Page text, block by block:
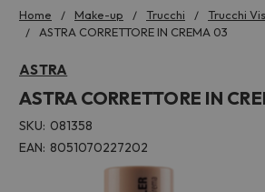
Home Make-up Trucchi Trucchi
ASTRA CORRETTORE IN CREMA 03
ASTRA
ASTRA CORRETTORE IN
SKU: 081358
EAN: 8051070227202